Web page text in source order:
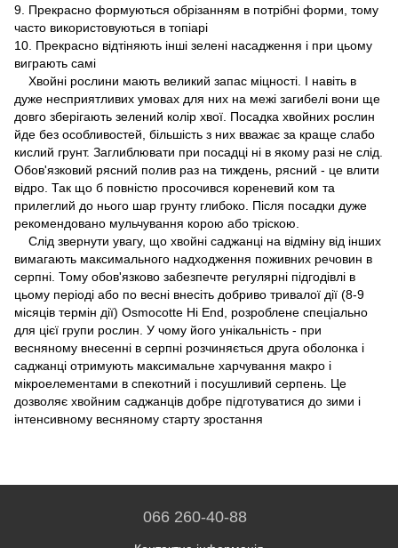
9. Прекрасно формуються обрізанням в потрібні форми, тому
часто використовуються в топіарі
10. Прекрасно відтіняють інші зелені насадження і при цьому
виграють самі
Хвойні рослини мають великий запас міцності. І навіть в
дуже несприятливих умовах для них на межі загибелі вони ще
довго зберігають зелений колір хвої. Посадка хвойних рослин
йде без особливостей, більшість з них вважає за краще слабо
кислий грунт. Заглиблювати при посадці ні в якому разі не слід.
Обов'язковий рясний полив раз на тиждень, рясний - це влити
відро. Так що б повністю просочився кореневий ком та
прилеглий до нього шар грунту глибоко. Після посадки дуже
рекомендовано мульчування корою або тріскою.
Слід звернути увагу, що хвойні саджанці на відміну від інших
вимагають максимального надходження поживних речовин в
серпні. Тому обов'язково забезпечте регулярні підгодівлі в
цьому періоді або по весні внесіть добриво тривалої дії (8-9
місяців термін дії) Osmocotte Hi End, розроблене спеціально
для цієї групи рослин. У чому його унікальність - при
весняному внесенні в серпні розчиняється друга оболонка і
саджанці отримують максимальне харчування макро і
мікроелементами в спекотний і посушливий серпень. Це
дозволяє хвойним саджанців добре підготуватися до зими і
інтенсивному весняному старту зростання
066 260-40-88